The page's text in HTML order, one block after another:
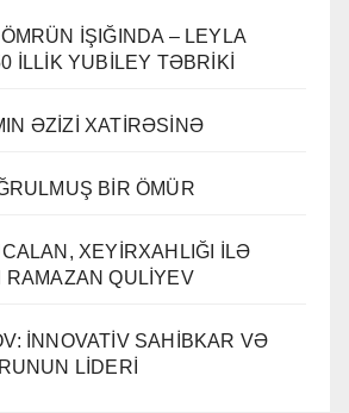
İŞIĞINDA – LEYLA
İLLİK YUBİLEY TƏBRİKİ
ƏZİZİ XATİRƏSİNƏ
BİR ÖMÜR
XEYİRXAHLIĞI İLƏ
QULİYEV
İNNOVATİV SAHİBKAR VƏ
LİDERİ